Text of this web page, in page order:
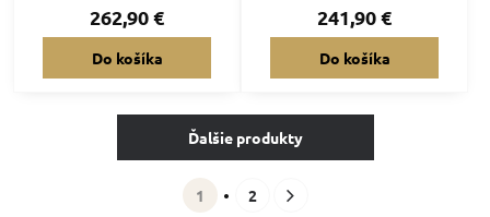
262,90 €
Do košíka
241,90 €
Do košíka
Ďalšie produkty
1 2